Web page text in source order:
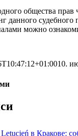
общества прав
данного судебного
можно
10.